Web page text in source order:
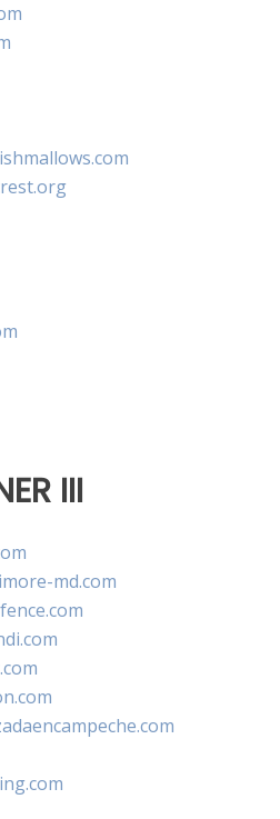
III
md.com